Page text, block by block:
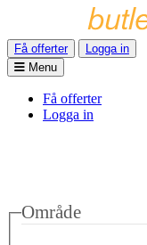
Få offerter
Logga in
Menu
Få offerter
Logga in
Område